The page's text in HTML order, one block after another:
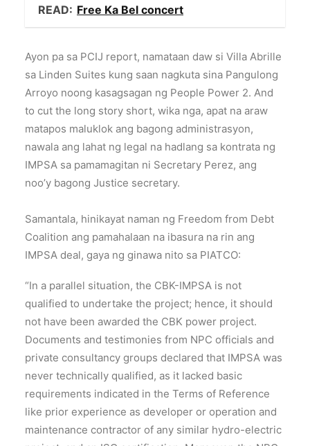
READ: Free Ka Bel concert
Ayon pa sa PCIJ report, namataan daw si Villa Abrille
sa Linden Suites kung saan nagkuta sina Pangulong
Arroyo noong kasagsagan ng People Power 2. And
to cut the long story short, wika nga, apat na araw
matapos maluklok ang bagong administrasyon,
nawala ang lahat ng legal na hadlang sa kontrata ng
IMPSA sa pamamagitan ni Secretary Perez, ang
noo’y bagong Justice secretary.
Samantala, hinikayat naman ng Freedom from Debt
Coalition ang pamahalaan na ibasura na rin ang
IMPSA deal, gaya ng ginawa nito sa PIATCO:
“In a parallel situation, the CBK-IMPSA is not
qualified to undertake the project; hence, it should
not have been awarded the CBK power project.
Documents and testimonies from NPC officials and
private consultancy groups declared that IMPSA was
never technically qualified, as it lacked basic
requirements indicated in the Terms of Reference
like prior experience as developer or operation and
maintenance contractor of any similar hydro-electric